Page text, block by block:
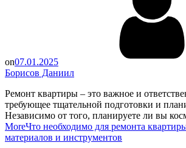
on07.01.2025
Борисов Даниил
Ремонт квартиры – это важное и
требующее тщательной подготовки и
Независимо от того, планируете ли вы
MoreЧто необходимо для ремонта
материалов и инструментов